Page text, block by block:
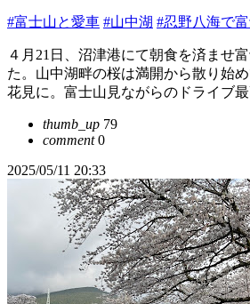
#富士山と愛車 #山中湖 #忍野八海で
４月21日、沼津港にて朝食を済ませ
た。山中湖畔の桜は満開から散り始
花見に。富士山見ながらのドライブ
thumb_up 79
comment0
2025/05/11 20:33